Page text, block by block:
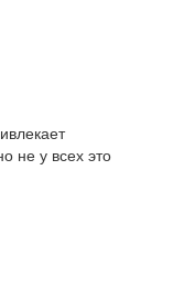
не у всех это